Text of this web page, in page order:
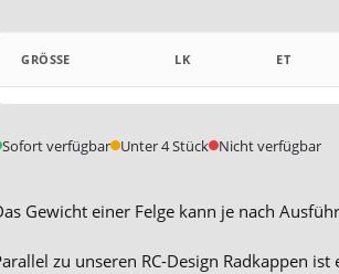
GRÖSSE LK ET
Sofort verfügbar Unter 4 Stück Nicht verfügbar
Gewicht einer Felge kann je nach
zu unseren RC-Design Radkappen